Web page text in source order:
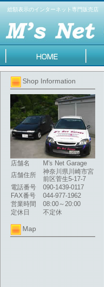
総額表示のインターネット専門販売店
Shop Information
店舗名
M's Net Garage
店舗住所
神奈川県川崎市宮
前区菅生5-17-7
電話番号
090-1439-0117
FAX番号
044-977-1962
営業時間
08:00～20:00
定休日
不定休
Map